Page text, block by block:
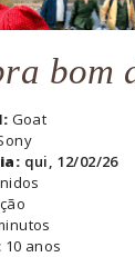
bom
Goat
qui, 12/02/26
10 anos